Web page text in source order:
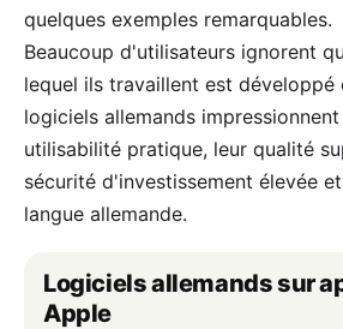
quelques exemples remarquables.
Beaucoup d'utilisateurs ignorent
lequel ils travaillent est développé
logiciels allemands
utilisabilité pratique, leur qualité
sécurité d'investissement élevée
langue allemande.
Logiciels allemands sur
Apple